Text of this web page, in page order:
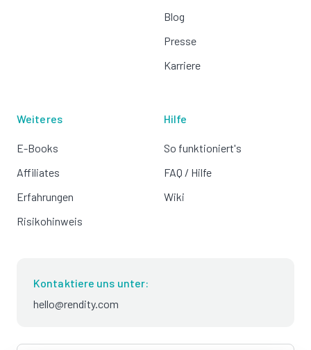
Blog
Presse
Karriere
Weiteres
E-Books
Affiliates
Erfahrungen
Risikohinweis
Hilfe
So funktioniert's
FAQ / Hilfe
Wiki
Kontaktiere uns unter:
hello@rendity.com